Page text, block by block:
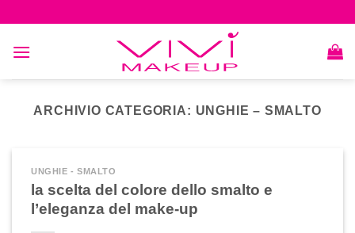
content
ARCHIVIO CATEGORIA: UNGHIE – SMALTO
UNGHIE - SMALTO
la scelta del colore dello smalto e
l’eleganza del make-up